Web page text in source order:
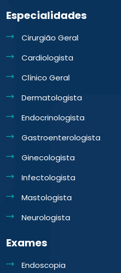
Especialidades
Cirurgião Geral
Cardiologista
Clínico Geral
Dermatologista
Endocrinologista
Gastroenterologista
Ginecologista
Infectologista
Mastologista
Neurologista
Exames
Endoscopia